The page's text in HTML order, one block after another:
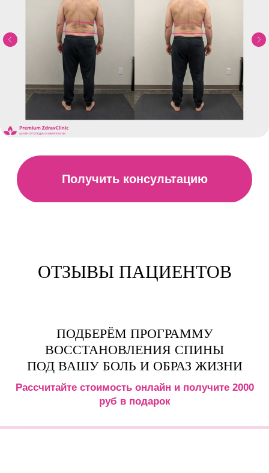
ОТЗЫВЫ ПАЦИЕНТОВ
ПОДБЕРЁМ ПРОГРАММУ
ВОССТАНОВЛЕНИЯ СПИНЫ
ПОД ВАШУ БОЛЬ И ОБРАЗ ЖИЗНИ
Рассчитайте стоимость онлайн и получите 2000
руб в подарок